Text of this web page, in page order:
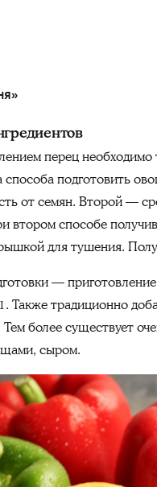
перец
способа подготовить
от семян. Второй —
втором способе
для тушения.
—
Также традиционно
более существует
сыром.